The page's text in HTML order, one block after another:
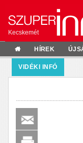
Kecskemét
HÍREK
VIDÉKI INFÓ